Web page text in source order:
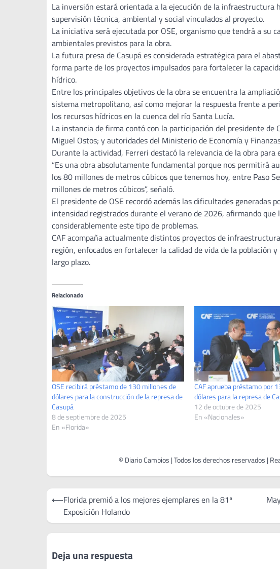
La inversión estará orientada a la ejecución de la infraestructura
supervisión técnica, ambiental y social vinculados al proyecto.
La iniciativa será ejecutada por OSE, organismo que tendrá a su
ambientales previstos para la obra.
La futura presa de Casupá es considerada estratégica para el
forma parte de los proyectos impulsados para fortalecer la
hídrico.
Entre los principales objetivos de la obra se encuentra la
sistema metropolitano, así como mejorar la respuesta frente a
los recursos hídricos en la cuenca del río Santa Lucía.
La instancia de firma contó con la participación del presidente de
Miguel Ostos; y autoridades del Ministerio de Economía y
Durante la actividad, Ferreri destacó la relevancia de la obra
“Es una obra absolutamente fundamental porque nos permitirá
los 80 millones de metros cúbicos que tenemos hoy, entre Paso
millones de metros cúbicos”, señaló.
El presidente de OSE recordó además las dificultades generadas
intensidad registrados durante el verano de 2026, afirmando
considerablemente este tipo de problemas.
CAF acompaña actualmente distintos proyectos de
región, enfocados en fortalecer la calidad de vida de la población
largo plazo.
Relacionado
OSE recibirá préstamo de 130 millones de
dólares para la construcción de la represa de
Casupá
8 de septiembre de 2025
En «Florida»
CAF aprueba préstamo por
dólares para la represa de
12 de octubre de 2025
En «Nacionales»
Navegación
entradas
⟵Florida premió a los mejores ejemplares en la 81ª
Exposición Holando
Deja una respuesta